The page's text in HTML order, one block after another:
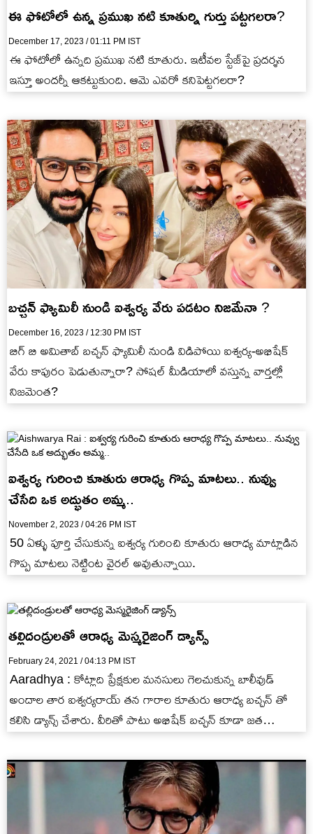
ఈ ఫోటోలో ఉన్న ప్రముఖ నటి కూతుర్ని గుర్తు పట్టగలరా?
December 17, 2023 / 01:11 PM IST
ఈ ఫోటోలో ఉన్నది ప్రముఖ నటి కూతురు. ఇటీవల స్టేజ్‌పై ప్రదర్శన
ఇస్తూ అందర్నీ ఆకట్టుకుంది. ఆమె ఎవరో కనిపెట్టగలరా?
బచ్చన్ ఫ్యామిలీ నుండి ఐశ్వర్య వేరు పడటం నిజమేనా ?
December 16, 2023 / 12:30 PM IST
బిగ్ బి అమితాబ్ బచ్చన్ ఫ్యామిలీ నుండి విడిపోయి ఐశ్వర్య-అభిషేక్
వేరు కాపురం పెడుతున్నారా? సోషల్ మీడియాలో వస్తున్న వార్తల్లో
నిజమెంత?
ఐశ్వర్య గురించి కూతురు ఆరాధ్య గొప్ప మాటలు.. నువ్వు
చేసేది ఒక అద్భుతం అమ్మ..
November 2, 2023 / 04:26 PM IST
50 ఏళ్ళు పూర్తి చేసుకున్న ఐశ్వర్య గురించి కూతురు ఆరాధ్య మాట్లాడిన
గొప్ప మాటలు నెట్టింట వైరల్ అవుతున్నాయి.
తల్లిదండ్రులతో ఆరాధ్య మెస్మరైజింగ్ డ్యాన్స్
February 24, 2021 / 04:13 PM IST
Aaradhya : కోట్లాది ప్రేక్ష‌కుల మ‌న‌సులు గెల‌చుకున్న బాలీవుడ్
అందాల తార ఐశ్వర్యరాయ్ తన గారాల కూతురు ఆరాధ్య బచ్చన్ తో
కలిసి డ్యాన్స్ చేశారు. వీరితో పాటు అభిషేక్ బచ్చన్ కూడా జత…